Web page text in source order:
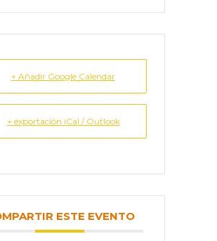
+ Añadir Google Calendar
+ exportación iCal / Outlook
ESTE EVENTO